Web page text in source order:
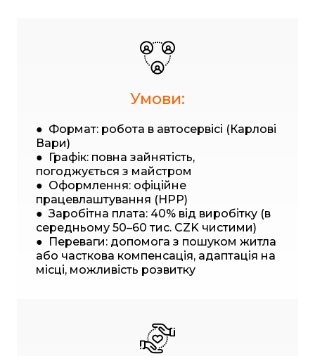
Умови:
● Формат: робота в автосервісі (Карлові
Вари)
● Графік: повна зайнятість,
погоджується з майстром
● Оформлення: офіційне
працевлаштування (HPP)
● Заробітна плата: 40% від виробітку (в
середньому 50–60 тис. CZK чистими)
● Переваги: допомога з пошуком житла
або часткова компенсація, адаптація на
місці, можливість розвитку